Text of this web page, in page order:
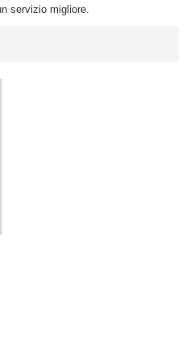
servizio migliore.